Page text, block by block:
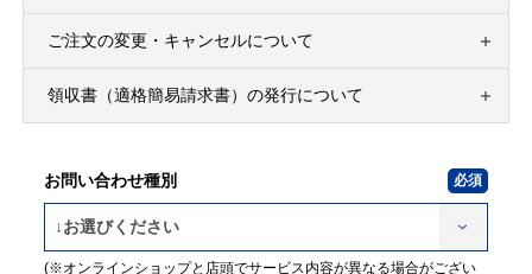
ご注文の変更・キャンセルについて
領収書（適格簡易請求書）の発行について
お問い合わせ種別
(※オンラインショップと店頭でサービス内容が異なる場合がござい